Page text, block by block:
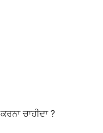
ਚਾਹੀਦਾ ?